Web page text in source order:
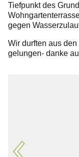
Tiefpunkt des
gegen
Wir durften aus
gelungen- danke